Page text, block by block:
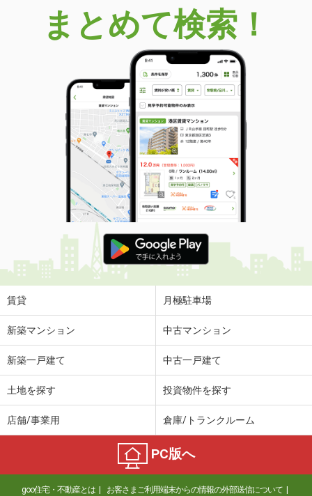
まとめて検索！
賃貸 月極駐車場
新築マンション 中古マンション
新築一戸建て 中古一戸建て
土地を探す 投資物件を探す
店舗/事業用 倉庫/トランクルーム
PC版へ
goo住宅・不動産とは お客さまご利用端末からの情報の外部送信について